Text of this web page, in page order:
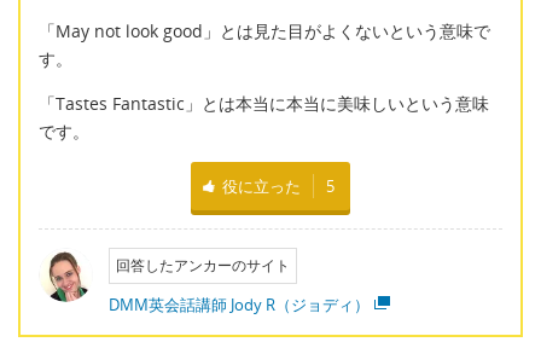
「May not look good」とは見た目がよくないという意味で
す。
「Tastes Fantastic」とは本当に本当に美味しいという意味
です。
役に立った 5
回答したアンカーのサイト
DMM英会話講師 Jody R（ジョディ）